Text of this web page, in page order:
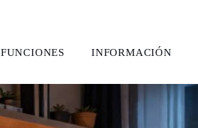
FUNCIONES INFORMACIÓN